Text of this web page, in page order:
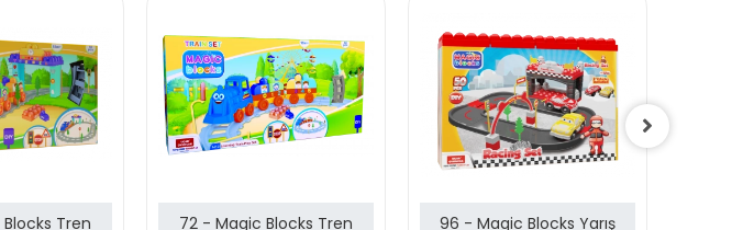
Tren
72 - Magic Blocks Tren
96 - Magic Blocks Yarış